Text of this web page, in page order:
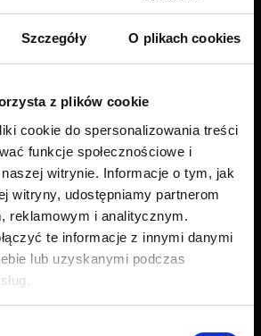
Szczegóły O plikach cookies
z plików cookie
cookie do spersonalizowania treści
funkcje społecznościowe i
witrynie. Informacje o tym, jak
witryny, udostępniamy partnerom
reklamowym i analitycznym.
te informacje z innymi danymi
lub uzyskanymi podczas